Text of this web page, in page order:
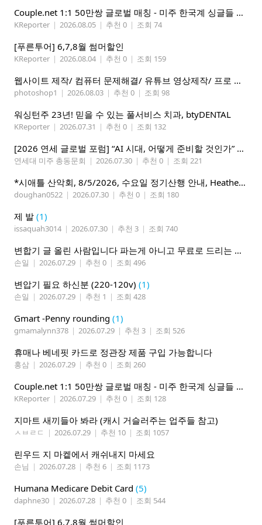
Couple.net 1:1 50만쌍 글로벌 매칭 - 미주 한국계 싱글들 모이세요
KReporter | 2026.08.05 | 추천 0 | 조회 74
[푸른투어] 6,7,8월 썸머할인
KReporter | 2026.08.04 | 추천 0 | 조회 159
웹사이트 제작/ 컴퓨터 문제해결/ 유튜브 영상제작/ 프로 사진촬영
photoshop1 | 2026.08.03 | 추천 0 | 조회 98
워싱턴주 23년! 믿을 수 있는 풀서비스 치과, btyDENTAL
KReporter | 2026.07.31 | 추천 0 | 조회 132
[2026 연세 글로벌 포럼] “AI 시대, 어떻게 준비할 것인가” 8월 7-10일 벨뷰 개최
연세대 미주 총동문회 | 2026.07.30 | 추천 0 | 조회 221
*시애틀 산악회, 8/5/2026, 수요일 정기산행 안내, Heather Lake*
doughan0522 | 2026.07.30 | 추천 0 | 조회 180
제 발 (1)
issaquah3014 | 2026.07.30 | 추천 3 | 조회 740
변합기 글 올린 사람입니다 파는게 아니고 무료로 드리는 겁니다 필요하신분 연락처 남겨주시면 됩니다
손일 | 2026.07.29 | 추천 0 | 조회 496
변압기 필요 하신분 (220-120v) (1)
손일 | 2026.07.29 | 추천 1 | 조회 428
Gmart -Penny rounding (1)
gmamalynn378 | 2026.07.29 | 추천 3 | 조회 526
휴매나 베네핏 카드로 정관장 제품 구입 가능합니다
홍삼 | 2026.07.29 | 추천 0 | 조회 260
Couple.net 1:1 50만쌍 글로벌 매칭 - 미주 한국계 싱글들 모이세요
KReporter | 2026.07.29 | 추천 0 | 조회 128
지마트 새끼들아 봐라 (캐시 거슬러주는 업주들 참고)
ㅅㅂㄹㄷ | 2026.07.29 | 추천 10 | 조회 1057
린우드 지 마켙에서 캐쉬내지 마세요
손님 | 2026.07.28 | 추천 6 | 조회 1173
Humana Medicare Debit Card (5)
daphne30 | 2026.07.28 | 추천 0 | 조회 544
[푸른투어] 6,7,8월 썸머할인